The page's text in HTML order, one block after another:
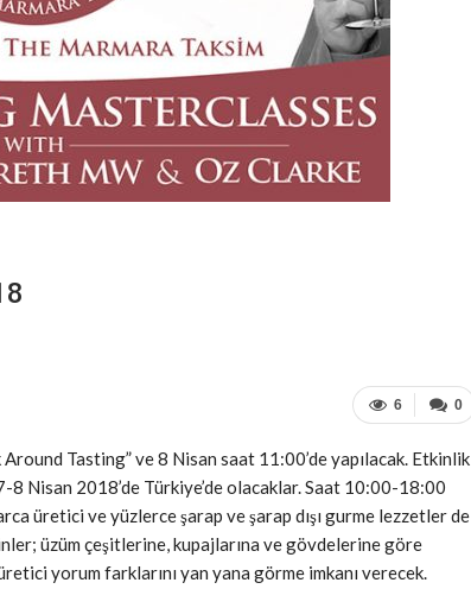
0
6
Tasting” ve 8 Nisan saat 11:00’de yapılacak. Etkinlik
Nisan 2018’de Türkiye’de olacaklar. Saat 10:00-18:00
üretici ve yüzlerce şarap ve şarap dışı gurme lezzetler de
üzüm çeşitlerine, kupajlarına ve gövdelerine göre
yorum farklarını yan yana görme imkanı verecek.